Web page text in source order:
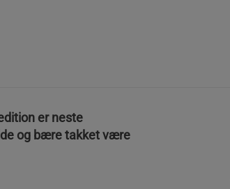
er neste
og bære takket være